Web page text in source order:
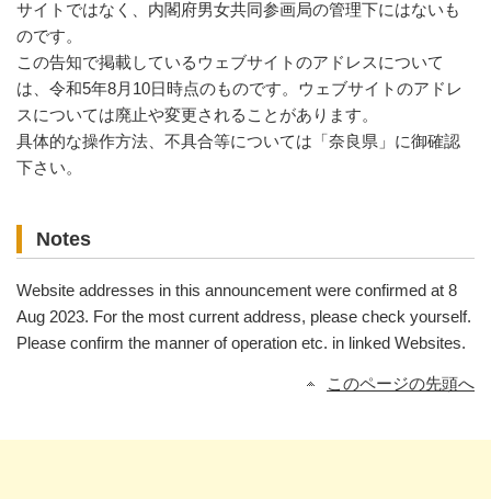
サイトではなく、内閣府男女共同参画局の管理下にはないも
のです。
この告知で掲載しているウェブサイトのアドレスについて
は、令和5年8月10日時点のものです。ウェブサイトのアドレ
スについては廃止や変更されることがあります。
具体的な操作方法、不具合等については「奈良県」に御確認
下さい。
Notes
Website addresses in this announcement were confirmed at 8
Aug 2023. For the most current address, please check yourself.
Please confirm the manner of operation etc. in linked Websites.
このページの先頭へ